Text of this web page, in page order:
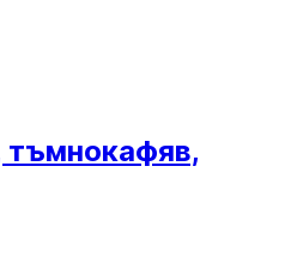
тъмнокафяв,